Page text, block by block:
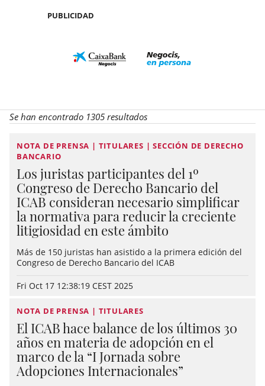
PUBLICIDAD
Se han encontrado 1305 resultados
NOTA DE PRENSA | TITULARES | SECCIÓN DE DERECHO
BANCARIO
Los juristas participantes del 1º
Congreso de Derecho Bancario del
ICAB consideran necesario simplificar
la normativa para reducir la creciente
litigiosidad en este ámbito
Más de 150 juristas han asistido a la primera edición del
Congreso de Derecho Bancario del ICAB
Fri Oct 17 12:38:19 CEST 2025
NOTA DE PRENSA | TITULARES
El ICAB hace balance de los últimos 30
años en materia de adopción en el
marco de la “I Jornada sobre
Adopciones Internacionales”